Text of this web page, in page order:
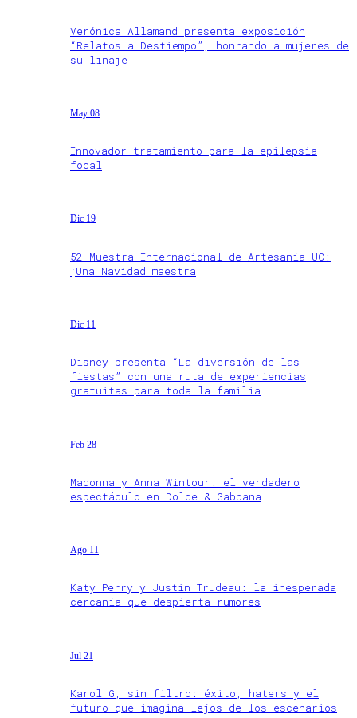
Verónica Allamand presenta exposición
“Relatos a Destiempo”, honrando a mujeres de
su linaje
May 08
Innovador tratamiento para la epilepsia
focal
Dic 19
52 Muestra Internacional de Artesanía UC:
¡Una Navidad maestra
Dic 11
Disney presenta “La diversión de las
fiestas” con una ruta de experiencias
gratuitas para toda la familia
Feb 28
Madonna y Anna Wintour: el verdadero
espectáculo en Dolce & Gabbana
Ago 11
Katy Perry y Justin Trudeau: la inesperada
cercanía que despierta rumores
Jul 21
Karol G, sin filtro: éxito, haters y el
futuro que imagina lejos de los escenarios